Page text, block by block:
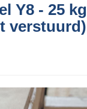
Y8 - 25 kg
verstuurd)